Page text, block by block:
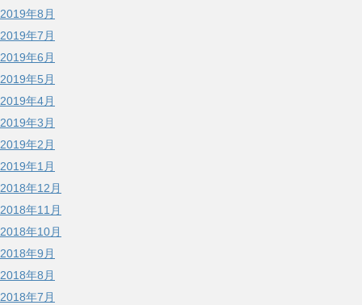
2019年8月
2019年7月
2019年6月
2019年5月
2019年4月
2019年3月
2019年2月
2019年1月
2018年12月
2018年11月
2018年10月
2018年9月
2018年8月
2018年7月